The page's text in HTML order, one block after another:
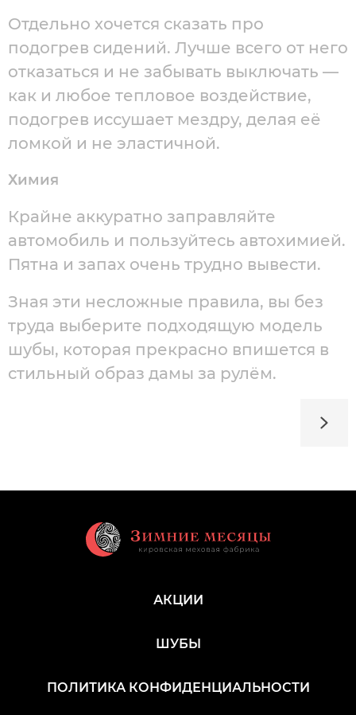
Отдельно хочется сказать про
подогрев сидений. Лучше всего от него
отказаться и не забывать выключать —
как и любое тепловое воздействие,
подогрев иссушает мездру, делая её
ломкой и не эластичной.
Химия
Крайне аккуратно заправляйте
автомобиль и пользуйтесь автохимией.
Пятна и запах очень трудно вывести.
Зная эти несложные правила, вы без
труда выберите подходящую модель
шубы, которая прекрасно впишется в
стильный образ дамы за рулём.
АКЦИИ
ШУБЫ
ПОЛИТИКА КОНФИДЕНЦИАЛЬНОСТИ